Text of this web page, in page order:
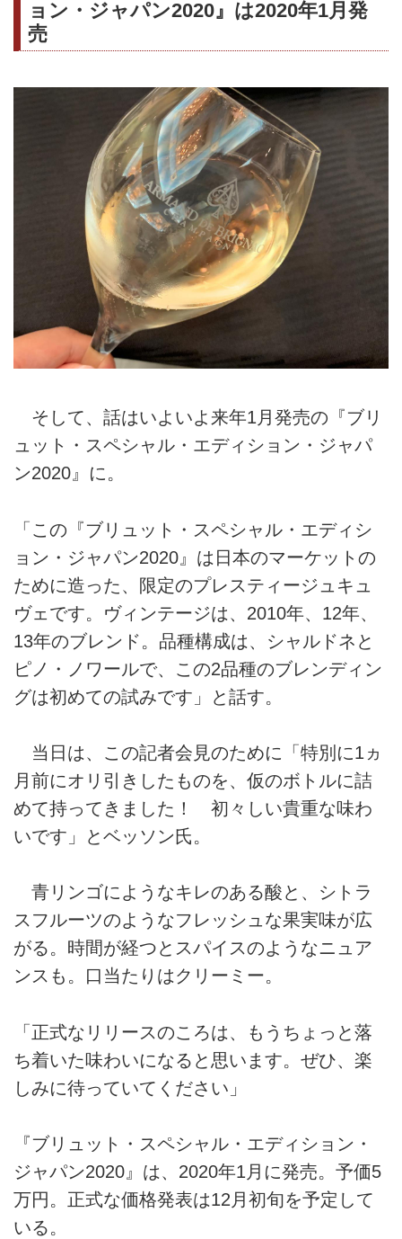
ョン・ジャパン2020』は2020年1月発
売
そして、話はいよいよ来年1月発売の『ブリ
ュット・スペシャル・エディション・ジャパ
ン2020』に。
「この『ブリュット・スペシャル・エディシ
ョン・ジャパン2020』は日本のマーケットの
ために造った、限定のプレスティージュキュ
ヴェです。ヴィンテージは、2010年、12年、
13年のブレンド。品種構成は、シャルドネと
ピノ・ノワールで、この2品種のブレンディン
グは初めての試みです」と話す。
当日は、この記者会見のために「特別に1ヵ
月前にオリ引きしたものを、仮のボトルに詰
めて持ってきました！ 初々しい貴重な味わ
いです」とベッソン氏。
青リンゴにようなキレのある酸と、シトラ
スフルーツのようなフレッシュな果実味が広
がる。時間が経つとスパイスのようなニュア
ンスも。口当たりはクリーミー。
「正式なリリースのころは、もうちょっと落
ち着いた味わいになると思います。ぜひ、楽
しみに待っていてください」
『ブリュット・スペシャル・エディション・
ジャパン2020』は、2020年1月に発売。予価5
万円。正式な価格発表は12月初旬を予定して
いる。